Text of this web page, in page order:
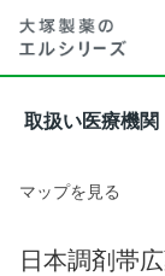
取扱い医療機関
マップを見る
日本調剤帯